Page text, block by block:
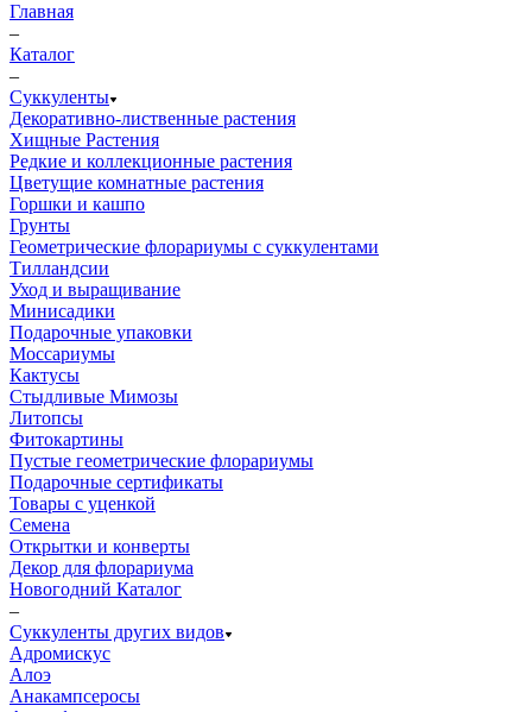
Главная
–
Каталог
–
Суккуленты
Декоративно-лиственные растения
Хищные Растения
Редкие и коллекционные растения
Цветущие комнатные растения
Горшки и кашпо
Грунты
Геометрические флорариумы с суккулентами
Тилландсии
Уход и выращивание
Минисадики
Подарочные упаковки
Моссариумы
Кактусы
Стыдливые Мимозы
Литопсы
Фитокартины
Пустые геометрические флорариумы
Подарочные сертификаты
Товары с уценкой
Семена
Открытки и конверты
Декор для флорариума
Новогодний Каталог
–
Суккуленты других видов
Адромискус
Алоэ
Анакампсеросы